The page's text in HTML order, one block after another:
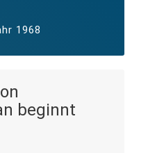
1968
beginnt